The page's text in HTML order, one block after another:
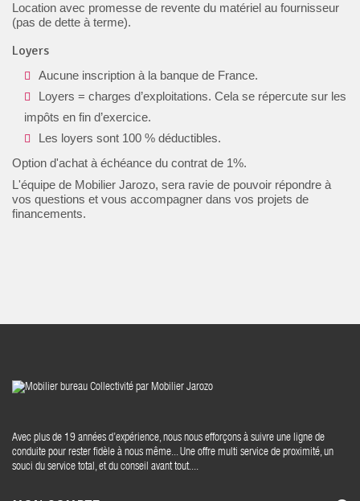
Location avec promesse de revente du matériel au fournisseur
(pas de dette à terme).
Loyers
Aucune inscription à la banque de France.
Loyers = charges d’exploitations. Cela se répercute sur les
impôts en fin d’exercice.
Les loyers sont 100 % déductibles.
Option d'achat à échéance du contrat de 1%.
L'équipe de Mobilier Jarozo, sera ravie de pouvoir répondre à
vos questions et vous accompagner dans vos projets de
financements.
Avec plus de 19 années d’expérience, nous nous efforçons à suivre une ligne de
conduite pour rester fidèle à nous même... Une offre multi service de proximité, un
souci du service total, et du conseil avant tout....